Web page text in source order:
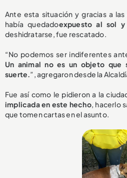
Ante esta situación y gracias a
había quedadoexpuesto al sol
deshidratarse, fue rescatado.
“No podemos ser indiferentes
Un animal no es un objeto que
suerte.”, agregaron desde la
Fue así como le pidieron a la
implicada en este hecho, hacerlo
que tomen cartas en el asunto.